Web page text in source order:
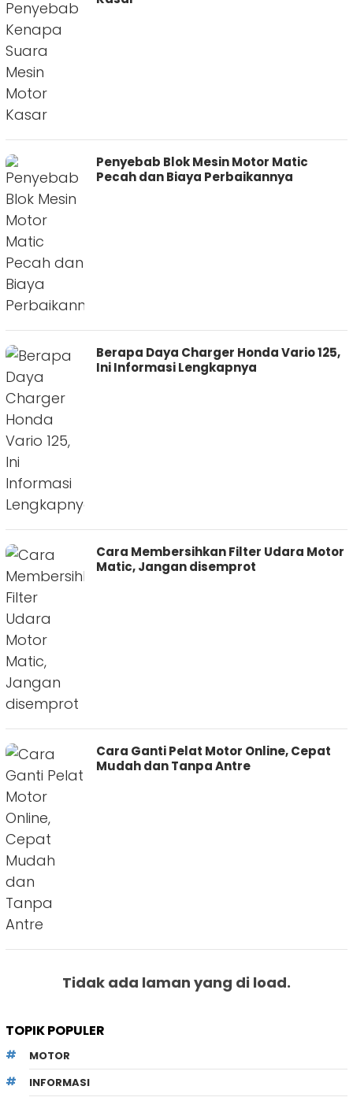
Penyebab Blok Mesin Motor Matic
Pecah dan Biaya Perbaikannya
Berapa Daya Charger Honda Vario 125,
Ini Informasi Lengkapnya
Cara Membersihkan Filter Udara Motor
Matic, Jangan disemprot
Cara Ganti Pelat Motor Online, Cepat
Mudah dan Tanpa Antre
Tidak ada laman yang di load.
TOPIK POPULER
MOTOR
INFORMASI